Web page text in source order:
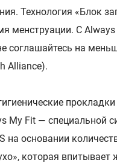
Технология «Блок
менструации. С
соглашайтесь на
Alliance).
My Fit — специальной
на основании
которая впитывает